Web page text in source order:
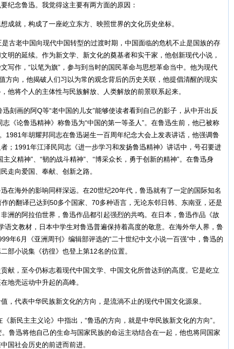
念鲁迅。我觉得这主要有两方面的原因：
就，构成了一座屹立东方、映照世界的文化历史坐标。
老中国向现代中国转型的过渡时期，中国面临的危机不止是国族的存
明的延续。作为新文学、新文化的奠基者和实干家，他创新现代小说，
写作，“以笔为旗”，参与到当时的国民革命与思想革命当中。他为现代
方向，他揭破人们习以为常的观念背后的历史关联，他提倡清醒的现实
他将个人的主体性与民族解放、人类解放的前景联系起来。
画的阿Q等“老中国的儿女”能够使读者看到自己的影子，从中开出反
《论鲁迅精神》称鲁迅为“中国的第一等圣人”。在鲁迅生前，他已被称
1981年胡耀邦同志在鲁迅诞生一百周年纪念大会上发表讲话，他强调鲁
；1991年江泽民同志《进一步学习和发扬鲁迅精神》讲话中，号召要进
义精神”、“韧的战斗精神”、“博采众长，勇于创新的精神”。在鲁迅身
走向爱国、奉献、创新之路。
海外的影响同样深远。在20世纪20年代，鲁迅就有了一定的国际知名
的翻译已达到50多个国家、70多种语言，无论东邻日韩、东南亚，还是
洲的阿拉伯世界，鲁迅作品都引起强烈的共鸣。在日本，鲁迅作品《故
语文教材，日本中学生对鲁迅普遍保持着高度的敬意。在海外华人界，鲁
年6月《亚洲周刊》编辑部评选的“二十世纪中文小说一百强”中，鲁迅的
部小说集《彷徨》也登上第12名的位置。
，至今仍标志着现代中国文学、中国文化所曾达到的高度。它是屹立
地壳运动中升起的高峰。
代表中华民族新文化的方向，是流淌不止的现代中国文化源泉。
民主主义论》中指出，“鲁迅的方向，就是中华民族新文化的方向”。
鲁迅将他自己的生命与国家民族的命运主动结合在一起，他也将同国家
国社会历史的前进而前进。